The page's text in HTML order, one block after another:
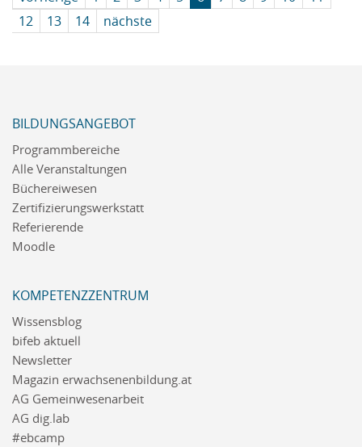
12
13 14 nächste
BILDUNGSANGEBOT
Programmbereiche
Alle Veranstaltungen
Büchereiwesen
Zertifizierungswerkstatt
Referierende
Moodle
KOMPETENZZENTRUM
Wissensblog
bifeb aktuell
Newsletter
Magazin erwachsenenbildung.at
AG Gemeinwesenarbeit
AG dig.lab
#ebcamp